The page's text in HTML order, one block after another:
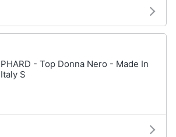
PHARD - Top Donna Nero - Made In
Italy S